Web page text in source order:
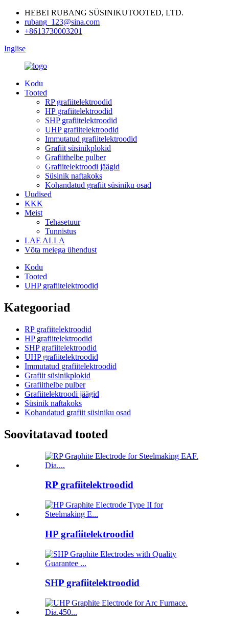
HEBEI RUBANG SÜSINIKUTOOTED, LTD.
rubang_123@sina.com
+8613730003201
Inglise
Kodu
Tooted
RP grafiitelektroodid
HP grafiitelektroodid
SHP grafiitelektroodid
UHP grafiitelektroodid
Immutatud grafiitelektroodid
Grafiit süsinikplokid
Grafiithelbe pulber
Grafiitelektroodi jäägid
Süsinik naftakoks
Kohandatud grafiit süsiniku osad
Uudised
KKK
Meist
Tehasetuur
Tunnistus
LAE ALLA
Võta meiega ühendust
Kodu
Tooted
UHP grafiitelektroodid
Kategooriad
RP grafiitelektroodid
HP grafiitelektroodid
SHP grafiitelektroodid
UHP grafiitelektroodid
Immutatud grafiitelektroodid
Grafiit süsinikplokid
Grafiithelbe pulber
Grafiitelektroodi jäägid
Süsinik naftakoks
Kohandatud grafiit süsiniku osad
Soovitatavad tooted
RP grafiitelektroodid
HP grafiitelektroodid
SHP grafiitelektroodid